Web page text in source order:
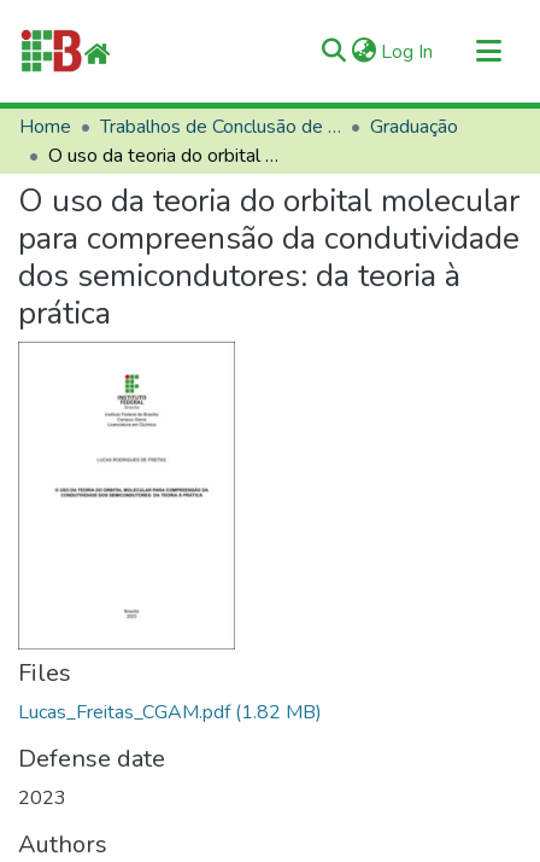
Log In (current)
Communities & Collections
All of RIIFB
Manuals and Terms
Statistics
About RIIFB
Help
Home Trabalhos de Conclusão de Curso (TCCs)
Graduação
O uso da teoria do orbital molecular para compreensão da condutividade dos semicondutores: da teoria à prática
O uso da teoria do orbital molecular
para compreensão da condutividade
dos semicondutores: da teoria à
prática
Files
Lucas_Freitas_CGAM.pdf(1.82 MB)
Defense date
2023
Authors